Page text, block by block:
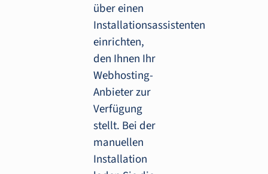
über einen
Installationsassistenten
einrichten,
den Ihnen Ihr
Webhosting-
Anbieter zur
Verfügung
stellt. Bei der
manuellen
Installation